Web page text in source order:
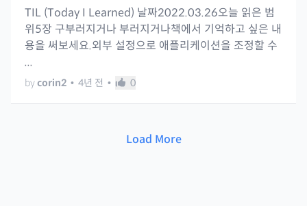
TIL (Today I Learned) 날짜2022.03.26오늘 읽은 범
위5장 구부러지거나 부러지거나책에서 기억하고 싶은 내
용을 써보세요.외부 설정으로 애플리케이션을 조정할 수
...
bycorin2 • 4년 전 • 0
Load More